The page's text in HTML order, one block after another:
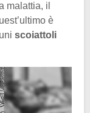
malattia, il
è
scoiattoli